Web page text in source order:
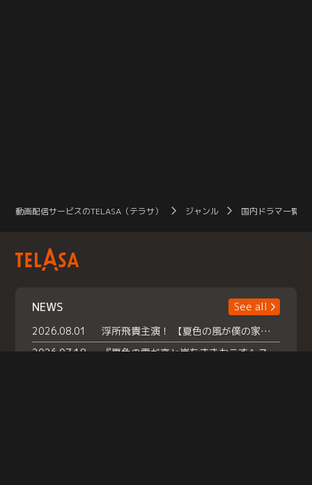
動画配信サービスのTELASA（テラサ） ジャンル 国内ドラマ一覧（
NEWS
See all
2026.08.01
浮所飛貴主演！ 【夏色の風が僕の家にやってきた】 本日よりテラサで独占配信スタート！
2026.07.18
『夏色の雲が恋と嵐をまきおこす』スペシャルメイキング 【Part1】2026年７月18日（土）23時30分～配信スタート！話題のシーンの裏側を大公開！豪華キャスト大集合！ 『武宮家 真夏の家族会議』開催！